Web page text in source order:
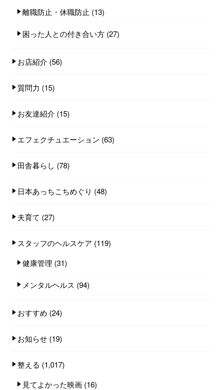
離職防止・休職防止 (13)
困った人との付き合い方 (27)
お店紹介 (56)
質問力 (15)
お友達紹介 (15)
エフェクチュエーション (63)
田舎暮らし (78)
日本あっちこちめぐり (48)
夫育て (27)
スタッフのヘルスケア (119)
健康管理 (31)
メンタルヘルス (94)
おすすめ (24)
お知らせ (19)
整える (1,017)
見てよかった映画 (16)